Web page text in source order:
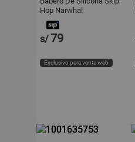
Hop Narwhal
s/79
Exclusivo para venta web